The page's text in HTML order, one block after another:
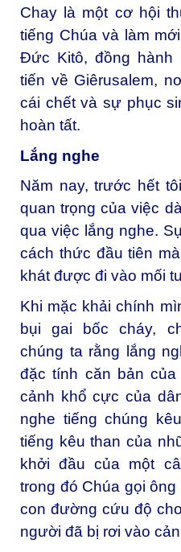
Chay là một cơ hội
tiếng Chúa và làm
Đức Kitô, đồng hành
tiến về Giêrusalem,
cái chết và sự phục
hoàn tất.
Lắng nghe
Năm nay, trước hết
quan trọng của việc
qua việc lắng nghe.
cách thức đầu tiên
khát được đi vào mối
Khi mặc khải chính
bụi gai bốc cháy,
chúng ta rằng lắng
đặc tính căn bản của
cảnh khổ cực của
nghe tiếng chúng
tiếng kêu than của
khởi đầu của một
trong đó Chúa gọi
con đường cứu độ
người đã bị rơi vào